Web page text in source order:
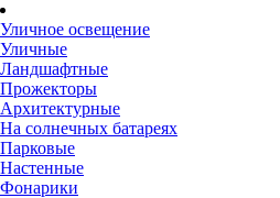
Уличное освещение
Уличные
Ландшафтные
Прожекторы
Архитектурные
На солнечных батареях
Парковые
Настенные
Фонарики